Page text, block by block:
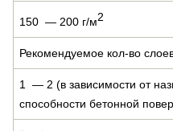
150 — 200 г/м2
Рекомендуемое кол-во
1 — 2 (в зависимости от
способности бетонной